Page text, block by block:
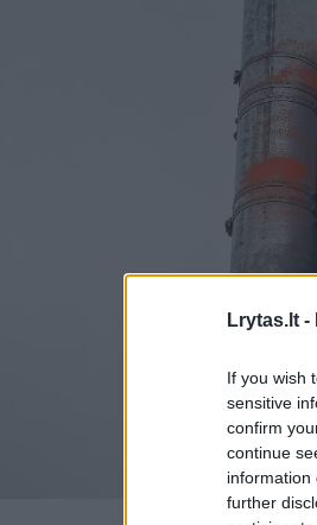
Lrytas.lt -
If you wish
sensitive
confirm
continue
information
further